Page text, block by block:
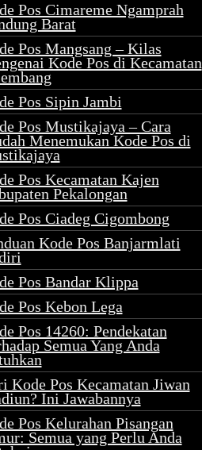
Pos Cimareme Ngamprah
Barat
Pos Mangsang – Kilas
Kode Pos di Kecamatan
Pos Sipin Jambi
Pos Mustikajaya – Cara
Menemukan Kode Pos di
Pos Kecamatan Kajen
Pekalongan
Pos Ciadeg Cigombong
Kode Pos Banjarmlati
Pos Bandar Klippa
Pos Kebon Lega
Pos 14260: Pendekatan
Semua Yang Anda
Kode Pos Kecamatan Jiwan
Ini Jawabannya
Pos Kelurahan Pisangan
Semua yang Perlu Anda